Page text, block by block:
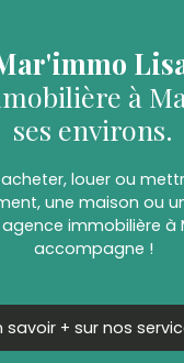
à
ses environs.
louer ou
une maison ou
agence immobilière
accompagne !
savoir + sur nos